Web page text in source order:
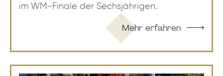
im WM-Finale der Sechsjährigen.
Mehr erfahren